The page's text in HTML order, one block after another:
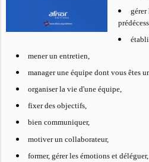
gérer
mener un entretien,
manager une équipe dont vous êtes
organiser la vie d'une équipe,
fixer des objectifs,
bien communiquer,
motiver un collaborateur,
former, gérer les émotions et déléguer,